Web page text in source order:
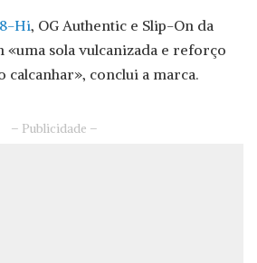
Hi, OG Authentic e Slip-On da
«uma sola vulcanizada e reforço
calcanhar», conclui a marca.
– Publicidade –